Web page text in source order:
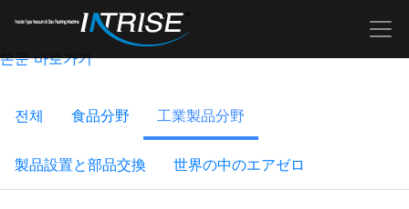
본문 바로가기
전체 食品分野 工業製品分野
製品設置と部品交換 世界の中のエアゼロ